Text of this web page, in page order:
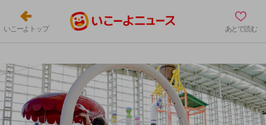
いこーよトップ あとで読む